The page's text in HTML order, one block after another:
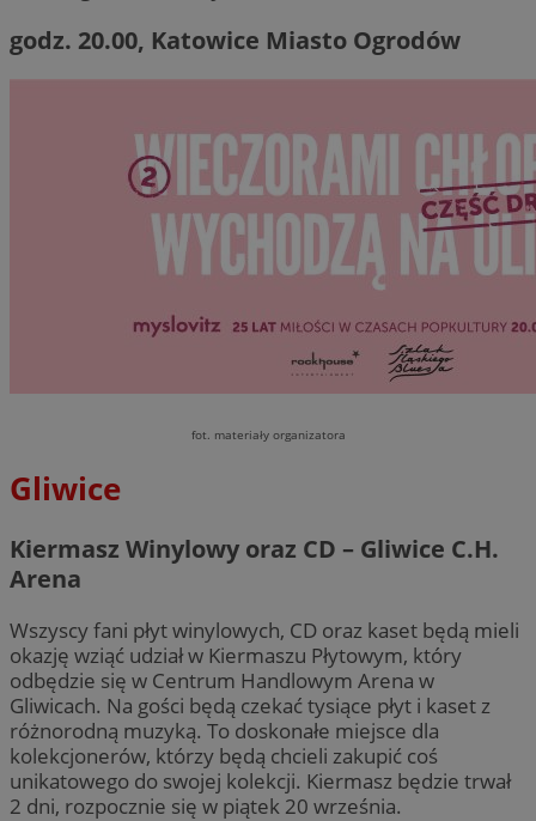
godz. 20.00, Katowice Miasto Ogrodów
fot. materiały organizatora
Gliwice
Kiermasz Winylowy oraz CD – Gliwice C.H.
Arena
Wszyscy fani płyt winylowych, CD oraz kaset będą mieli
okazję wziąć udział w Kiermaszu Płytowym, który
odbędzie się w Centrum Handlowym Arena w
Gliwicach. Na gości będą czekać tysiące płyt i kaset z
różnorodną muzyką. To doskonałe miejsce dla
kolekcjonerów, którzy będą chcieli zakupić coś
unikatowego do swojej kolekcji. Kiermasz będzie trwał
2 dni, rozpocznie się w piątek 20 września.